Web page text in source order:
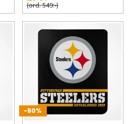
(ord. 549:-)
-50%